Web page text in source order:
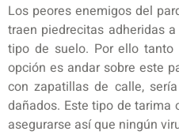
Los peores enemigos del
traen piedrecitas adheridas
tipo de suelo. Por ello
opción es andar sobre este
con zapatillas de calle,
dañados. Este tipo de
asegurarse así que ningún